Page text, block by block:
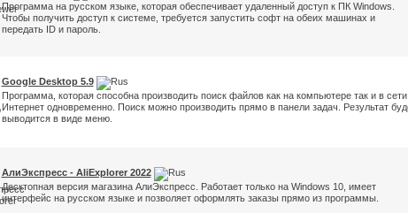
Программа на русском языке, которая обеспечивает удаленный доступ к ПК Windows.
Чтобы получить доступ к системе, требуется запустить софт на обеих машинах и
передать ID и пароль.
Google Desktop 5.9
Программа, которая способна производить поиск файлов как на компьютере так и в сети
Интернет одновременно. Поиск можно производить прямо в панели задач. Результат
выводится в виде меню.
АлиЭкспресс - AliExplorer 2022
Десктопная версия магазина АлиЭкспресс. Работает только на Windows 10, имеет
интерфейс на русском языке и позволяет оформлять заказы прямо из программы.